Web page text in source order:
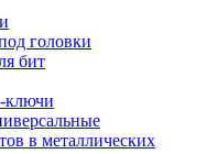
головки
бит
ключи
в металлических